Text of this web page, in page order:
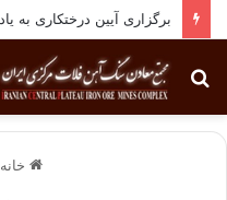
برگزاری آیین درختکاری به یاد ۲۵۸شهید شهرستان بافق
جستجو
برای
خانه